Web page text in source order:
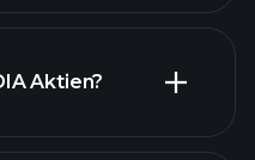
Aktien?